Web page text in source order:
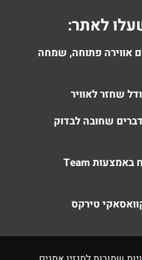
לאתר:
אווירה פתוחה, שמחה
לפני שסוגרים עם מדביר: 7 דברים שחובה לבדוק
מתי כדאי להרחיב צוות פיתוח באמצעות Team
טירקס